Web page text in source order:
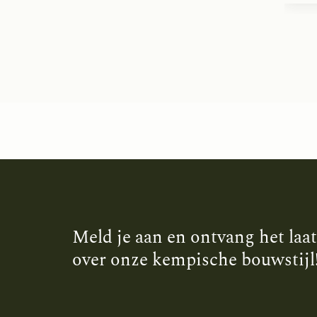
Meld je aan en ontvang het
over onze kempische